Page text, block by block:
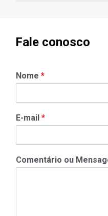
Fale conosco
Nome *
E-mail *
Comentário ou